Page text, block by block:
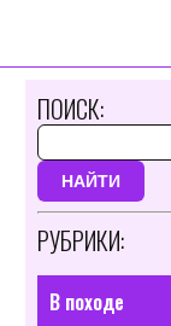
ПОИСК:
НАЙТИ
РУБРИКИ:
В походе